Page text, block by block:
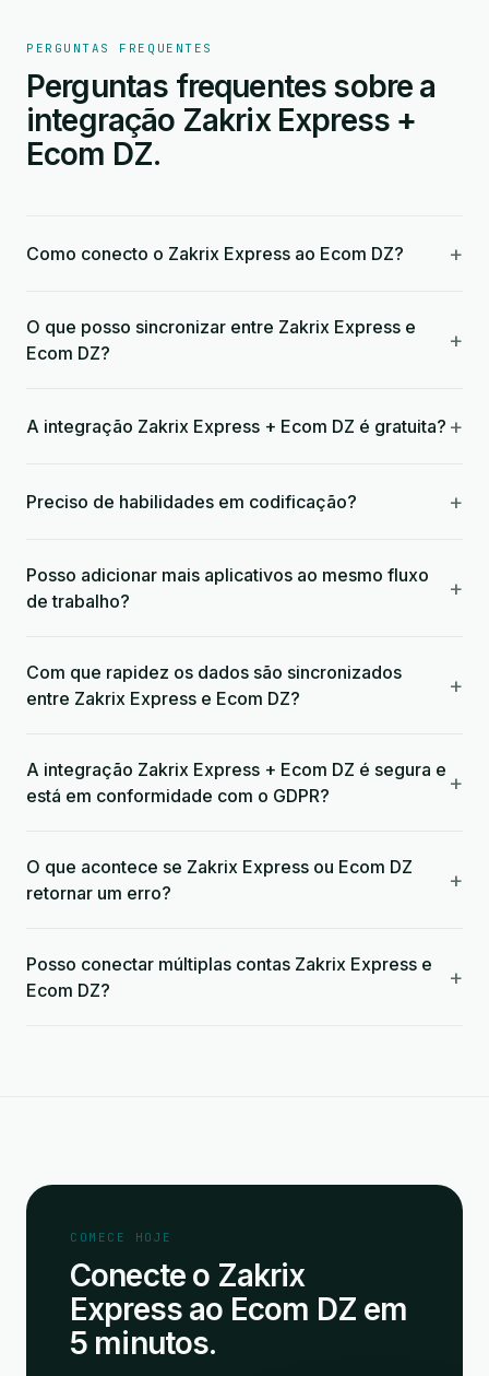
PERGUNTAS FREQUENTES
Perguntas frequentes sobre a
integração Zakrix Express +
Ecom DZ.
Como conecto o Zakrix Express ao Ecom DZ? +
O que posso sincronizar entre Zakrix Express e
Ecom DZ?
+
A integração Zakrix Express + Ecom DZ é gratuita? +
Preciso de habilidades em codificação? +
Posso adicionar mais aplicativos ao mesmo fluxo
de trabalho?
+
Com que rapidez os dados são sincronizados
entre Zakrix Express e Ecom DZ?
+
A integração Zakrix Express + Ecom DZ é segura e
está em conformidade com o GDPR?
+
O que acontece se Zakrix Express ou Ecom DZ
retornar um erro?
+
Posso conectar múltiplas contas Zakrix Express e
Ecom DZ?
+
COMECE HOJE
Conecte o Zakrix
Express ao Ecom DZ em
5 minutos.